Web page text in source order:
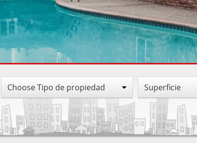
Choose Tipo de propiedad Superficie